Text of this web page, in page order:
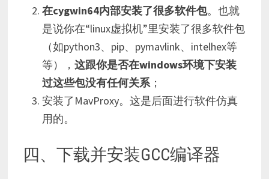
在cygwin64内部安装了很多软件包。也就
是说你在“linux虚拟机”里安装了很多软件包
（如python3、pip、pymavlink、intelhex等
等）， 这跟你是否在windows环境下安装
过这些包没有任何关系；
安装了MavProxy。这是后面进行软件仿真
用的。
四、下载并安装GCC编译器